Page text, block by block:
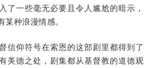
了一些毫无必要且令人尴尬的暗示，
种浪漫情感。
信仰符号在索恩的这部剧里都得到了
美德之处，剧集都从基督教的道德观